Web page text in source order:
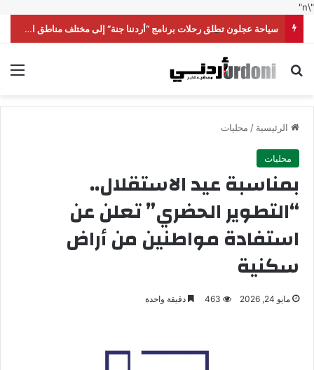
"\n"
سياحة عجلون تطلق رحلات برنامج “أردننا جنة” إلى مختلف مناطق المملكة
بحث عن
الرئيسية / محليات
محليات
بمناسبة عيد الاستقلال..
“التطوير الحضري” تعلن عن
استفادة مواطنين من أراض
سكنية
مايو 24, 2026 463 دقيقة واحدة